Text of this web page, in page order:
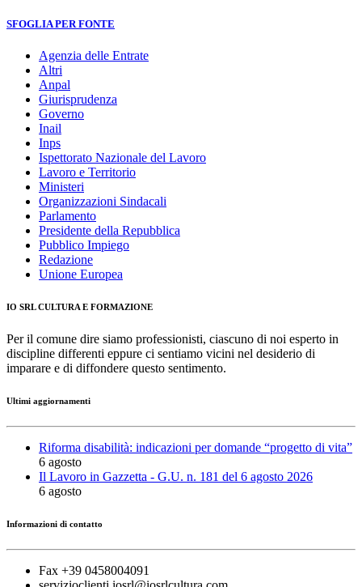
SFOGLIA PER FONTE
Agenzia delle Entrate
Altri
Anpal
Giurisprudenza
Governo
Inail
Inps
Ispettorato Nazionale del Lavoro
Lavoro e Territorio
Ministeri
Organizzazioni Sindacali
Parlamento
Presidente della Repubblica
Pubblico Impiego
Redazione
Unione Europea
IO SRL CULTURA E FORMAZIONE
Per il comune dire siamo professionisti, ciascuno di noi esperto in
discipline differenti eppure ci sentiamo vicini nel desiderio di
imparare e di diffondere questo sentimento.
Ultimi aggiornamenti
Riforma disabilità: indicazioni per domande “progetto di vita”
6 agosto
Il Lavoro in Gazzetta - G.U. n. 181 del 6 agosto 2026
6 agosto
Informazioni di contatto
Fax +39 0458004091